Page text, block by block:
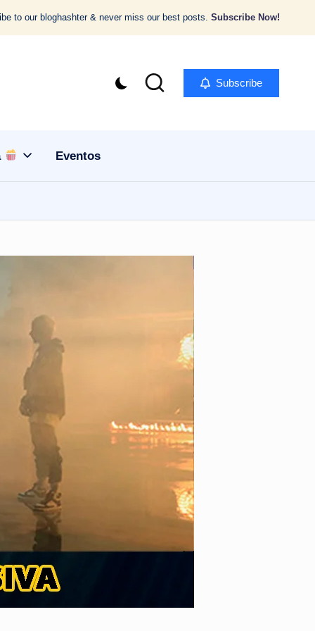
to our bloghashter & never miss our best posts. Subscribe Now!
Subscribe
Eventos